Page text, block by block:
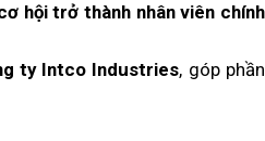
hội trở thành nhân viên chính
ty Intco Industries, góp phần